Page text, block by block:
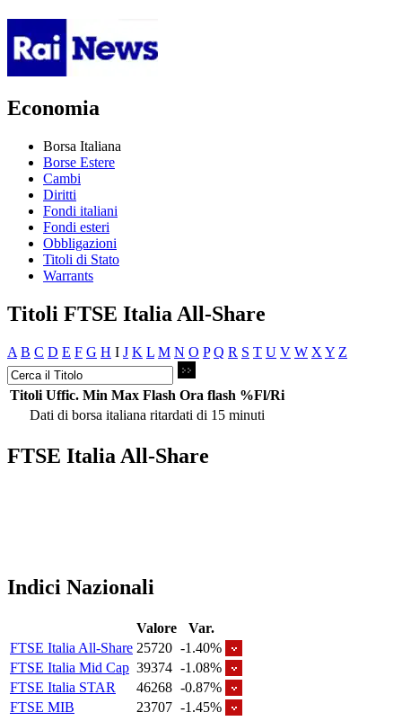
Economia
Borsa Italiana
Borse Estere
Cambi
Diritti
Fondi italiani
Fondi esteri
Obbligazioni
Titoli di Stato
Warrants
Titoli FTSE Italia All-Share
A B C D E F G H I J K L M N O P Q R S T U V W X Y Z
Titoli Uffic. Min Max Flash Ora flash %Fl/Ri
Dati di borsa italiana ritardati di 15 minuti
FTSE Italia All-Share
Indici Nazionali
Valore
Var.
FTSE Italia All-Share 25720 -1.40%
FTSE Italia Mid Cap 39374 -1.08%
FTSE Italia STAR
46268 -0.87%
FTSE MIB
23707 -1.45%